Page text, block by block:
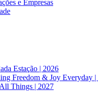
e Empresas
Estação | 2026
Freedom & Joy Everyday |
Things | 2027